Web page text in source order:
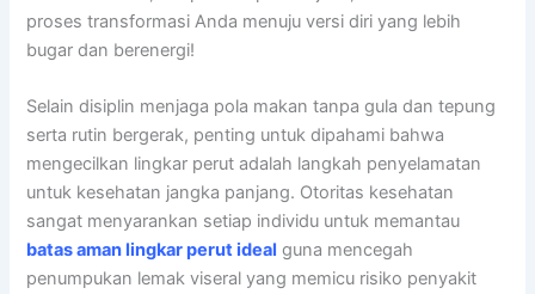
proses transformasi Anda menuju versi diri yang lebih
bugar dan berenergi!
Selain disiplin menjaga pola makan tanpa gula dan tepung
serta rutin bergerak, penting untuk dipahami bahwa
mengecilkan lingkar perut adalah langkah penyelamatan
untuk kesehatan jangka panjang. Otoritas kesehatan
sangat menyarankan setiap individu untuk memantau
batas aman lingkar perut ideal guna mencegah
penumpukan lemak viseral yang memicu risiko penyakit